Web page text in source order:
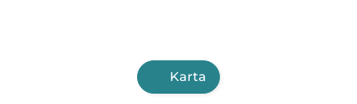
Karta